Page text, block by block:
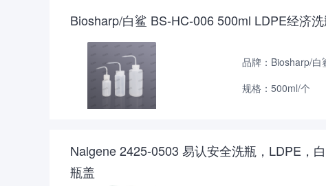
Biosharp/白鲨 BS-HC-006 500ml LDPE经济洗
品牌：Biosharp/白
规格：500ml/个
Nalgene 2425-0503 易认安全洗瓶，LDPE，
瓶盖